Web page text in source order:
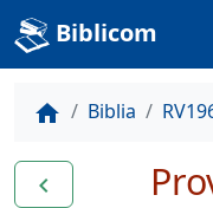
Biblicom
home Biblia
navigate_before